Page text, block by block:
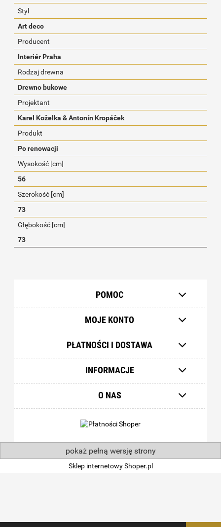
Styl
Art deco
Producent
Interiér Praha
Rodzaj drewna
Drewno bukowe
Projektant
Karel Koželka & Antonín Kropáček
Produkt
Po renowacji
Wysokość [cm]
56
Szerokość [cm]
73
Głębokość [cm]
73
POMOC
MOJE KONTO
PŁATNOŚCI I DOSTAWA
INFORMACJE
O NAS
pokaż pełną wersję strony
Sklep internetowy Shoper.pl